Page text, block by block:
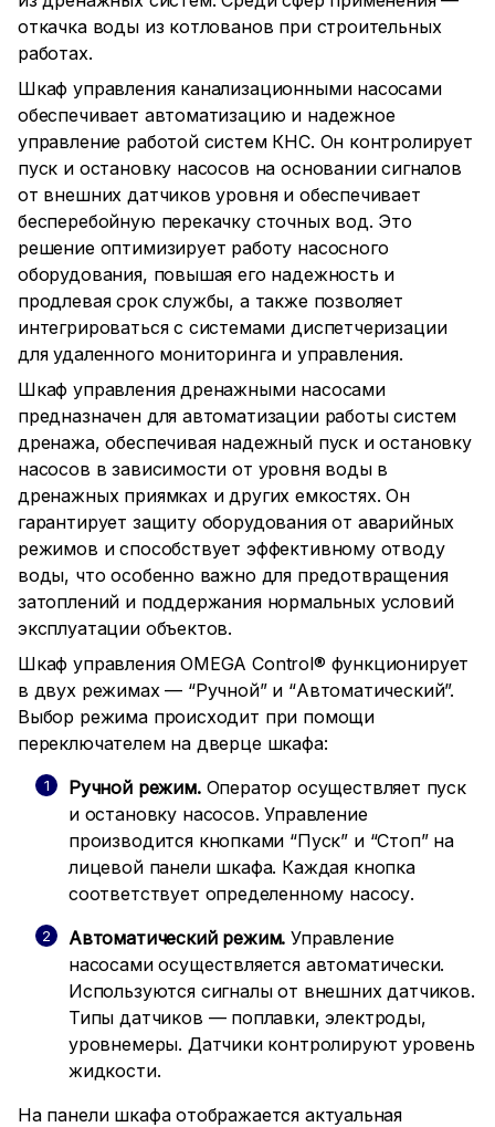
откачка воды из котлованов при строительных
работах.
Шкаф управления канализационными насосами
обеспечивает автоматизацию и надежное
управление работой систем КНС. Он контролирует
пуск и остановку насосов на основании сигналов
от внешних датчиков уровня и обеспечивает
бесперебойную перекачку сточных вод. Это
решение оптимизирует работу насосного
оборудования, повышая его надежность и
продлевая срок службы, а также позволяет
интегрироваться с системами диспетчеризации
для удаленного мониторинга и управления.
Шкаф управления дренажными насосами
предназначен для автоматизации работы систем
дренажа, обеспечивая надежный пуск и остановку
насосов в зависимости от уровня воды в
дренажных приямках и других емкостях. Он
гарантирует защиту оборудования от аварийных
режимов и способствует эффективному отводу
воды, что особенно важно для предотвращения
затоплений и поддержания нормальных условий
эксплуатации объектов.
Шкаф управления OMEGA Control® функционирует
в двух режимах — “Ручной” и “Автоматический”.
Выбор режима происходит при помощи
переключателем на дверце шкафа:
Ручной режим.Оператор осуществляет пуск
и остановку насосов. Управление
производится кнопками “Пуск” и “Стоп” на
лицевой панели шкафа. Каждая кнопка
соответствует определенному насосу.
Автоматический режим. Управление
насосами осуществляется автоматически.
Используются сигналы от внешних датчиков.
Типы датчиков — поплавки, электроды,
уровнемеры. Датчики контролируют уровень
жидкости.
На панели шкафа отображается актуальная